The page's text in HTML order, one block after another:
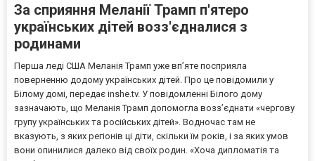
За сприяння Меланії Трамп п'ятеро
українських дітей возз'єдналися з
родинами
Перша леді США Меланія Трамп уже впʼяте посприяла
поверненню додому українських дітей. Про це повідомили у
Білому домі, передає inshe.tv. У повідомленні Білого дому
зазначають, що Меланія Трамп допомогла возз’єднати «чергову
групу українських та російських дітей». Водночас там не
вказують, з яких регіонів ці діти, скільки їм років, і за яких умов
вони опинилися далеко від своїх родин. «Хоча дипломатія та